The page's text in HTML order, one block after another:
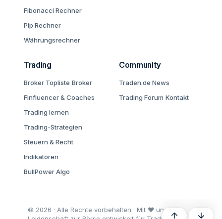
Fibonacci Rechner
Pip Rechner
Währungsrechner
Trading
Broker Topliste Broker
Finfluencer & Coaches
Trading lernen
Trading-Strategien
Steuern & Recht
Indikatoren
BullPower Algo
Community
Traden.de News
Trading Forum Kontakt
© 2026 · Alle Rechte vorbehalten · Mit ♥ und